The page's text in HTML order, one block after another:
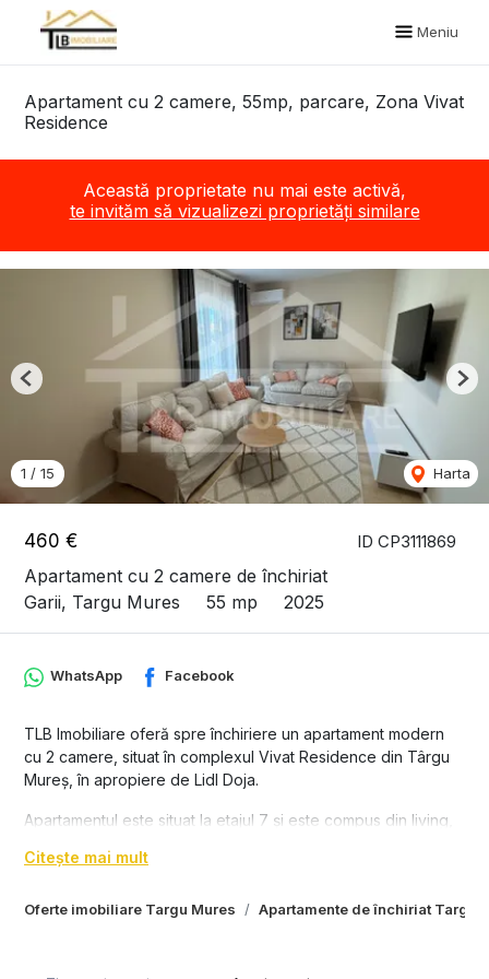
Meniu
Apartament cu 2 camere, 55mp, parcare, Zona Vivat
Residence
Această proprietate nu mai este activă,
te invităm să vizualizezi proprietăți similare
ID CP3111869
460 €
Apartament cu 2 camere de închiriat
Garii, Targu Mures
55 mp 2025
1 / 15 Harta
Previous
Oferte imobiliare Targu Mures Apartamente de închiriat Targu
WhatsApp Facebook
TLB Imobiliare oferă spre închiriere un apartament modern
cu 2 camere, situat în complexul Vivat Residence din Târgu
Mureș, în apropiere de Lidl Doja.
Apartamentul este situat la etajul 7 și este compus din living,
garaj și boxă pentru depozitare. Locuința este complet
ideală pentru un stil de viață confortabil și modern.
condiționat, plită, cuptor electric, frigider, mașină de spălat
Citește mai mult